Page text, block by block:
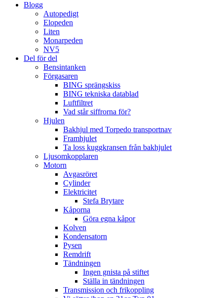
Blogg
Autopedigt
Elopeden
Liten
Monarpeden
NV5
Del för del
Bensintanken
Förgasaren
BING sprängskiss
BING tekniska datablad
Luftfiltret
Vad står siffrorna för?
Hjulen
Bakhjul med Torpedo transportnav
Framhjulet
Ta loss kuggkransen från bakhjulet
Ljusomkopplaren
Motorn
Avgasröret
Cylinder
Elektricitet
Stefa Brytare
Kåporna
Göra egna kåpor
Kolven
Kondensatorn
Pysen
Remdrift
Tändningen
Ingen gnista på stiftet
Ställa in tändningen
Transmission och frikoppling